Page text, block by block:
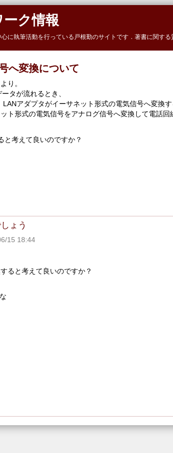
ク情報
に執筆活動を行っている戸根勤のサイトです．著書に関す
へ変換について
り。
タが流れるとき、
アダプタがイーサネット形式の電気信号へ変換す
ト形式の電気信号をアナログ信号へ変換して電話回
と考えて良いのですか？
ょう
15 18:44
ると考えて良いのですか？